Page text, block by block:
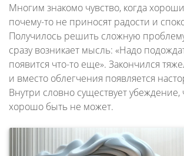
Многим знакомо чувство, когда
почему-то не приносят радости и
Получилось решить сложную
сразу возникает мысль: «Надо
появится что-то еще». Закончился
и вместо облегчения появляется
Внутри словно существует убеждение,
хорошо быть не может.